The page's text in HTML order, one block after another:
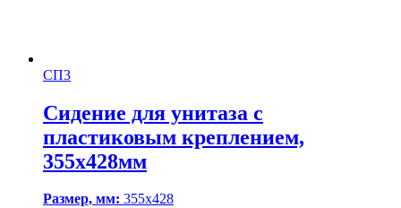
СП3
Сидение для унитаза с
пластиковым креплением,
355х428мм
Размер, мм: 355x428